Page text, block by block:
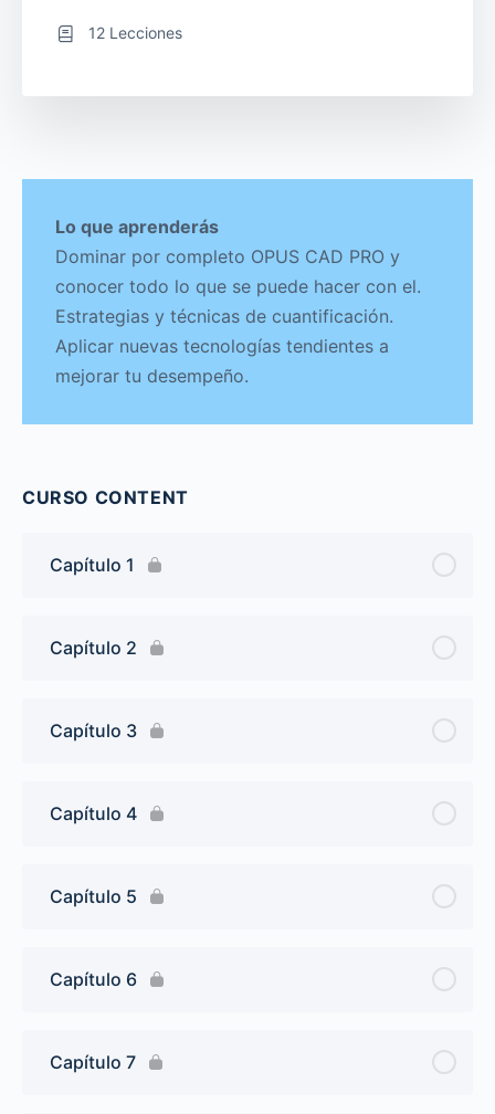
Lo que aprenderás
Dominar por completo OPUS CAD PRO y
conocer todo lo que se puede hacer con el.
Estrategias y técnicas de cuantificación.
Aplicar nuevas tecnologías tendientes a
mejorar tu desempeño.
CURSO CONTENT
Capítulo 1
Capítulo 2
Capítulo 3
Capítulo 4
Capítulo 5
Capítulo 6
Capítulo 7
12 Lecciones